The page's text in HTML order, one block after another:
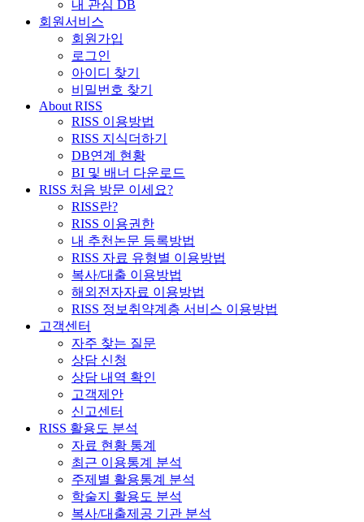
내 관심 DB
회원서비스
회원가입
로그인
아이디 찾기
비밀번호 찾기
About RISS
RISS 이용방법
RISS 지식더하기
DB연계 현황
BI 및 배너 다운로드
RISS 처음 방문 이세요?
RISS란?
RISS 이용권한
내 추천논문 등록방법
RISS 자료 유형별 이용방법
복사/대출 이용방법
해외전자자료 이용방법
RISS 정보취약계층 서비스 이용방법
고객센터
자주 찾는 질문
상담 신청
상담 내역 확인
고객제안
신고센터
RISS 활용도 분석
자료 현황 통계
최근 이용통계 분석
주제별 활용통계 분석
학술지 활용도 분석
복사/대출제공 기관 분석